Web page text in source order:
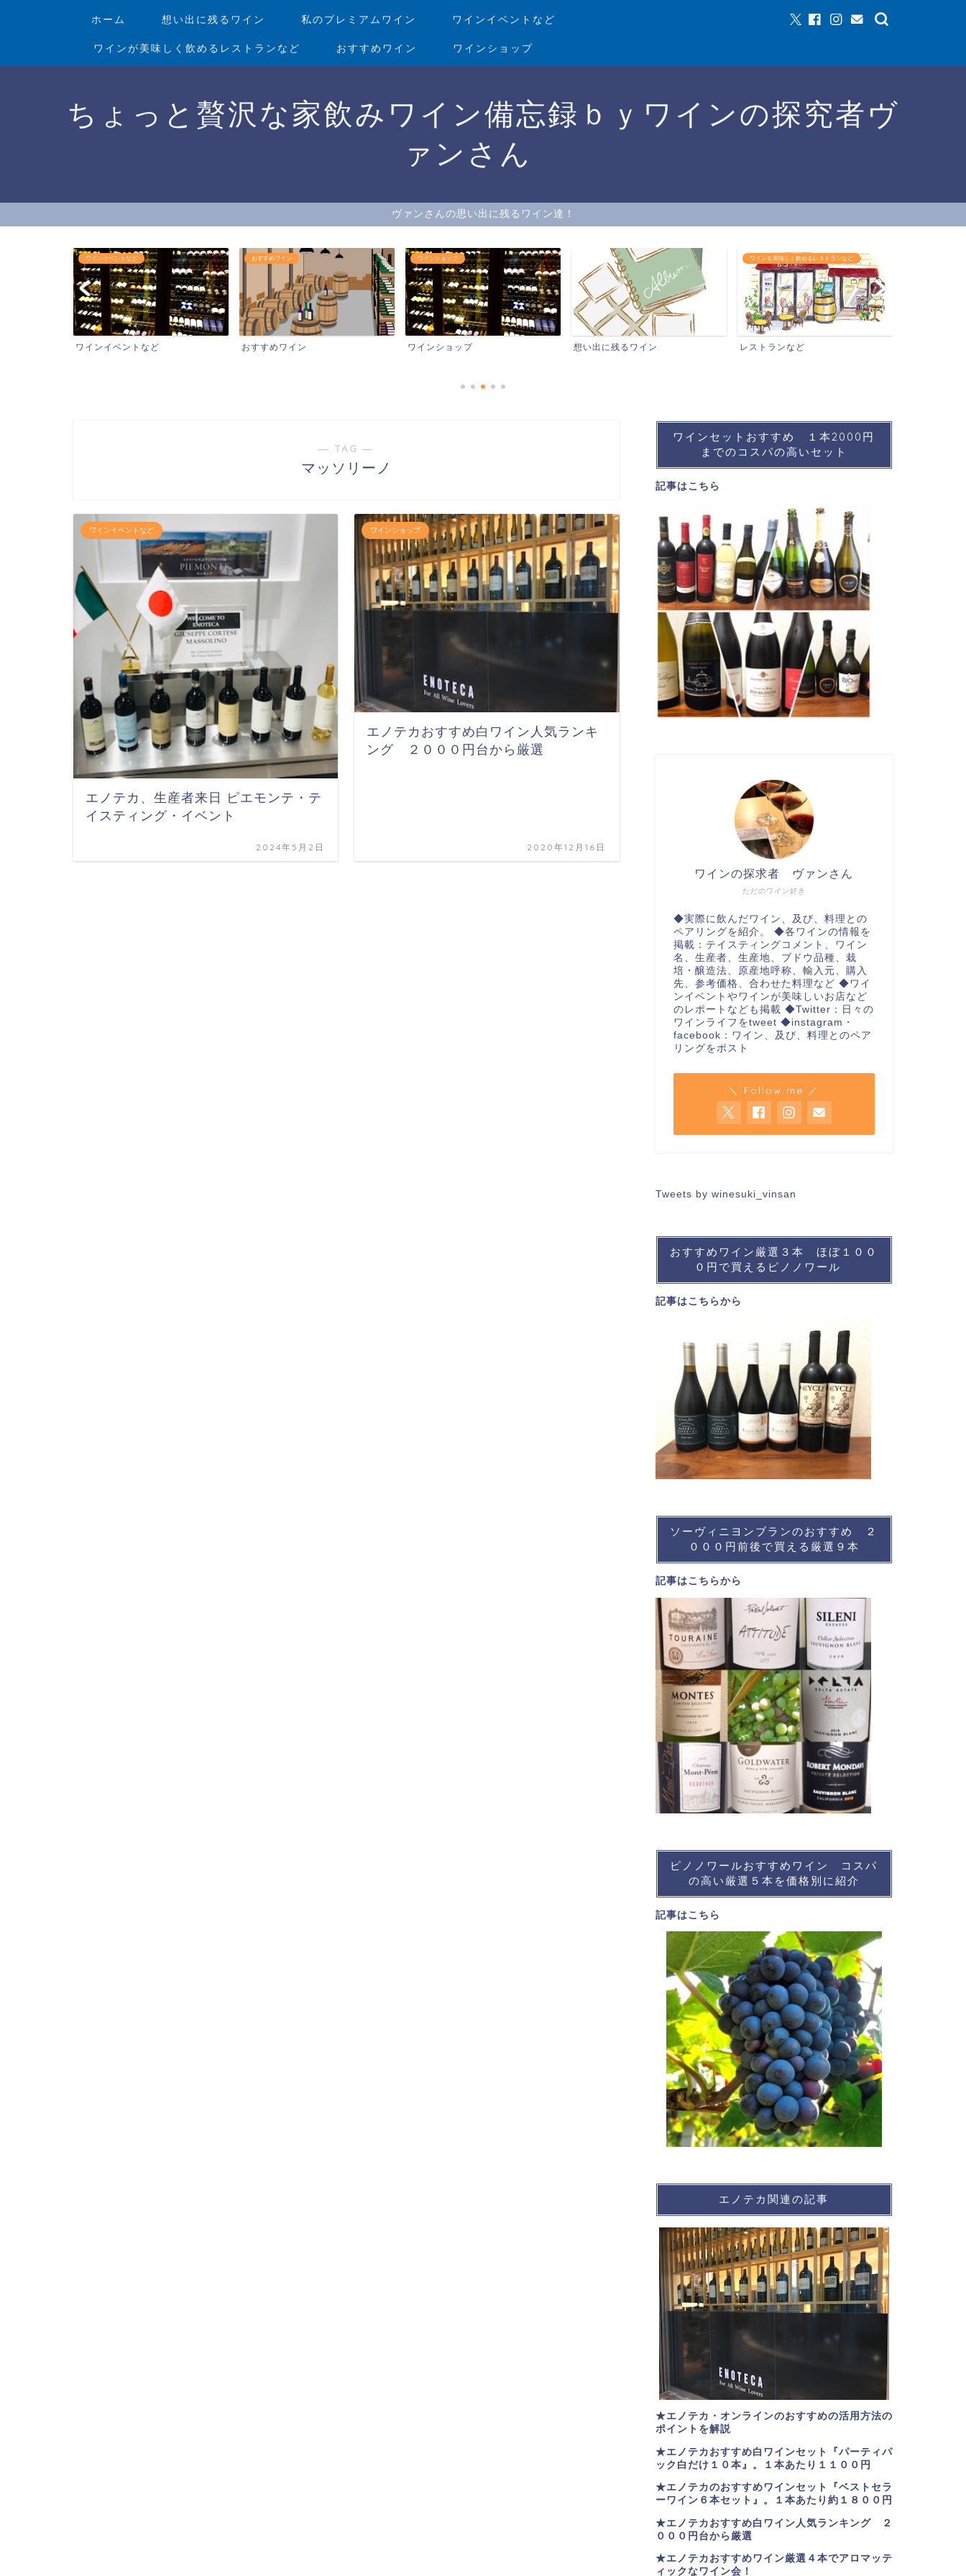
ホーム 想い出に残るワイン 私のプレミアムワイン ワインイベントなど
ワインが美味しく飲めるレストランなど おすすめワイン ワインショップ
ちょっと贅沢な家飲みワイン備忘録ｂｙワインの探究者ヴ
ァンさん
ヴァンさんの思い出に残るワイン達！
おすすめワイン
おすすめワイン
ワインショップ
ワインショップ 想い出に残るワイン
ワインを美味しく飲めるレストランなど
レストランなど
ワインイベントなど
ワインイベントなど
― TAG ―
マッソリーノ
ワインイベントなど
エノテカ、生産者来日 ピエモンテ・テ
イスティング・イベント
2024年5月2日
ワインショップ
エノテカおすすめ白ワイン人気ランキ
ング ２０００円台から厳選
2020年12月16日
ワインセットおすすめ １本2000円
までのコスパの高いセット
記事はこちら
ただのワイン好き
ワインの探求者 ヴァンさん
◆実際に飲んだワイン、及び、料理との
ペアリングを紹介。 ◆各ワインの情報を
掲載：テイスティングコメント、ワイン
名、生産者、生産地、ブドウ品種、栽
培・醸造法、原産地呼称、輸入元、購入
先、参考価格、合わせた料理など ◆ワイ
ンイベントやワインが美味しいお店など
のレポートなども掲載 ◆Twitter：日々の
ワインライフをtweet ◆instagram・
facebook：ワイン、及び、料理とのペア
リングをポスト
＼ Follow me ／
Tweets by winesuki_vinsan
おすすめワイン厳選３本 ほぼ１００
０円で買えるピノノワール
記事はこちらから
ソーヴィニヨンブランのおすすめ ２
０００円前後で買える厳選９本
記事はこちらから
ピノノワールおすすめワイン コスパ
の高い厳選５本を価格別に紹介
記事はこちら
エノテカ関連の記事
★エノテカ・オンラインのおすすめの活用方法の
ポイントを解説
★エノテカおすすめ白ワインセット『パーティパ
ック白だけ１０本』。１本あたり１１００円
★エノテカのおすすめワインセット『ベストセラ
ーワイン６本セット』。
１本あたり約１８００円
★エノテカおすすめ白ワイン人気ランキング ２
０００円台から厳選
★エノテカおすすめワイン厳選４本でアロマッテ
ィックなワイン会！